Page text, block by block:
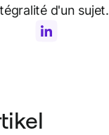
d'un sujet.